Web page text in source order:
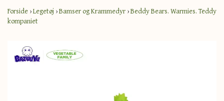
Forside ›Legetøj ›Bamser og Krammedyr ›Beddy Bears. Warmies. Teddy
kompaniet